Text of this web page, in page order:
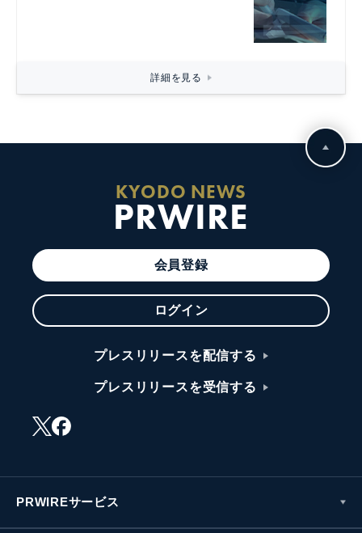
詳細を見る
KYODO NEWS
PRWIRE
会員登録
ログイン
プレスリリースを配信する
プレスリリースを受信する
PRWIREサービス